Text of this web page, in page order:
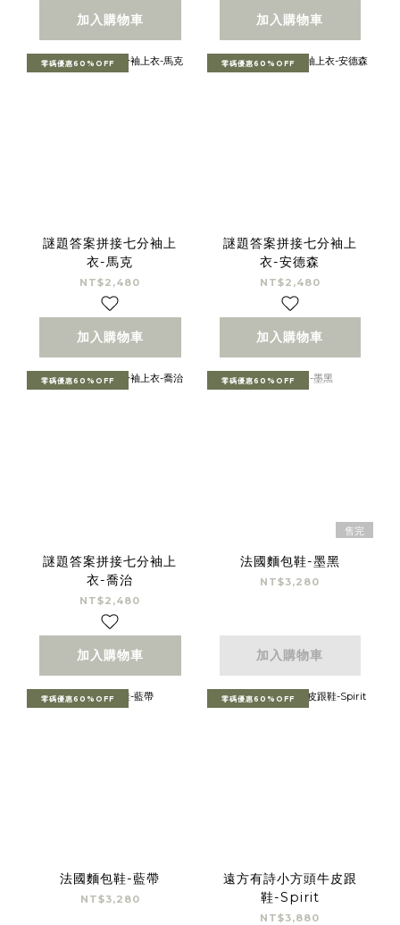
加入購物車 加入購物車
零碼優惠60%OFF
謎題答案拼接七分袖上
衣-馬克
NT$2,480
加入購物車
零碼優惠60%OFF
謎題答案拼接七分袖上
衣-安德森
NT$2,480
加入購物車
零碼優惠60%OFF
謎題答案拼接七分袖上
衣-喬治
NT$2,480
加入購物車
零碼優惠60%OFF
售完
法國麵包鞋-墨黑
NT$3,280
加入購物車
零碼優惠60%OFF
法國麵包鞋-藍帶
NT$3,280
零碼優惠60%OFF
遠方有詩小方頭牛皮跟
鞋-Spirit
NT$3,880